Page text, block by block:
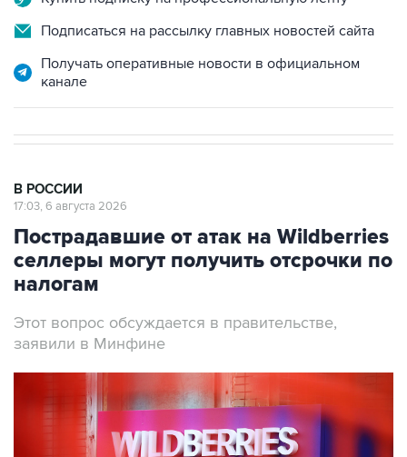
Подписаться на рассылку главных новостей сайта
Получать оперативные новости в официальном
канале
В РОССИИ
17:03, 6 августа 2026
Пострадавшие от атак на Wildberries
селлеры могут получить отсрочки по
налогам
Этот вопрос обсуждается в правительстве,
заявили в Минфине